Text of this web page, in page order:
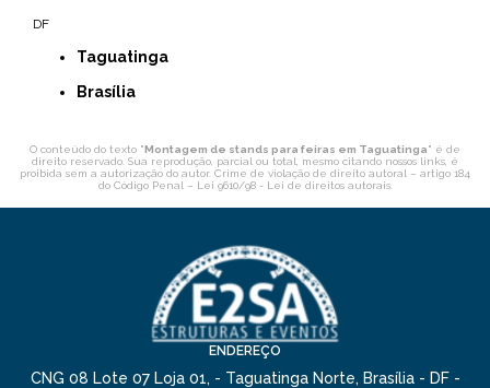
DF
Taguatinga
Brasília
O conteúdo do texto "Montagem de stands para feiras em Taguatinga" é de
direito reservado. Sua reprodução, parcial ou total, mesmo citando nossos links, é
proibida sem a autorização do autor. Crime de violação de direito autoral – artigo 184
do Código Penal – Lei 9610/98 - Lei de direitos autorais.
ENDEREÇO
CNG 08 Lote 07 Loja 01, - Taguatinga Norte, Brasília - DF -